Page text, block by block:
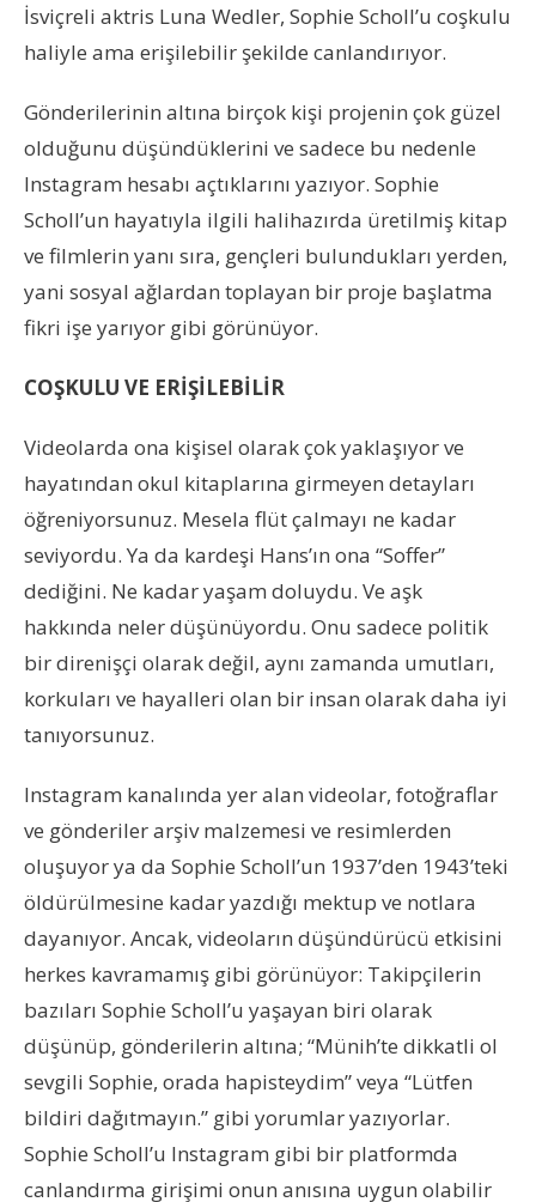
İsviçreli aktris Luna Wedler, Sophie Scholl’u coşkulu
haliyle ama erişilebilir şekilde canlandırıyor.
Gönderilerinin altına birçok kişi projenin çok güzel
olduğunu düşündüklerini ve sadece bu nedenle
Instagram hesabı açtıklarını yazıyor. Sophie
Scholl’un hayatıyla ilgili halihazırda üretilmiş kitap
ve filmlerin yanı sıra, gençleri bulundukları yerden,
yani sosyal ağlardan toplayan bir proje başlatma
fikri işe yarıyor gibi görünüyor.
COŞKULU VE ERİŞİLEBİLİR
Videolarda ona kişisel olarak çok yaklaşıyor ve
hayatından okul kitaplarına girmeyen detayları
öğreniyorsunuz. Mesela flüt çalmayı ne kadar
seviyordu. Ya da kardeşi Hans’ın ona “Soffer”
dediğini. Ne kadar yaşam doluydu. Ve aşk
hakkında neler düşünüyordu. Onu sadece politik
bir direnişçi olarak değil, aynı zamanda umutları,
korkuları ve hayalleri olan bir insan olarak daha iyi
tanıyorsunuz.
Instagram kanalında yer alan videolar, fotoğraflar
ve gönderiler arşiv malzemesi ve resimlerden
oluşuyor ya da Sophie Scholl’un 1937’den 1943’teki
öldürülmesine kadar yazdığı mektup ve notlara
dayanıyor. Ancak, videoların düşündürücü etkisini
herkes kavramamış gibi görünüyor: Takipçilerin
bazıları Sophie Scholl’u yaşayan biri olarak
düşünüp, gönderilerin altına; “Münih’te dikkatli ol
sevgili Sophie, orada hapisteydim” veya “Lütfen
bildiri dağıtmayın.” gibi yorumlar yazıyorlar.
Sophie Scholl’u Instagram gibi bir platformda
canlandırma girişimi onun anısına uygun olabilir